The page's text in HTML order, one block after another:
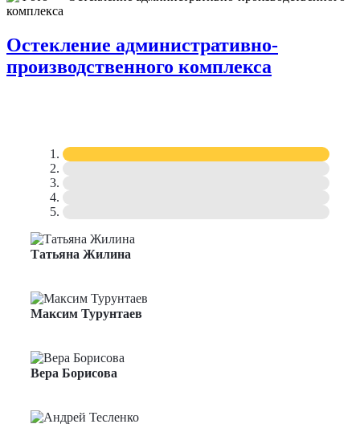
Остекление административно-
производственного комплекса
Татьяна Жилина
Максим Турунтаев
Вера Борисова